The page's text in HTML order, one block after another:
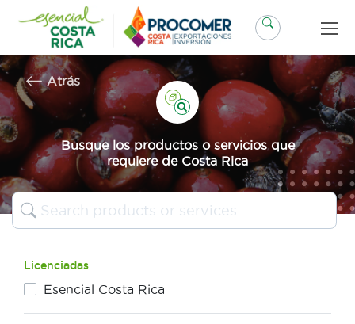
contenido
Atrás
Busque los productos o servicios que
requiere de Costa Rica
Licenciadas
Esencial Costa Rica